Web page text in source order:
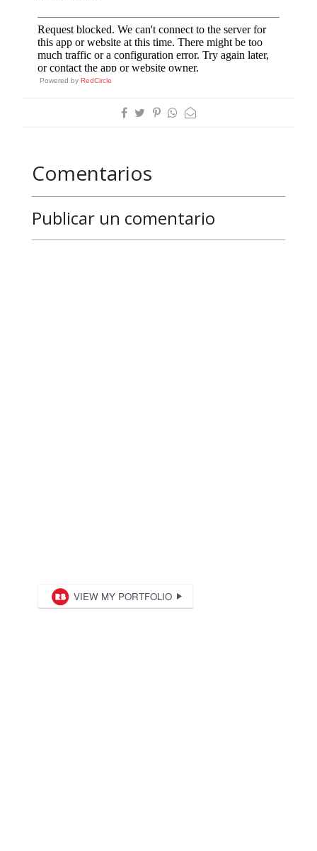
Powered by RedCircle
Comentarios
Publicar un comentario